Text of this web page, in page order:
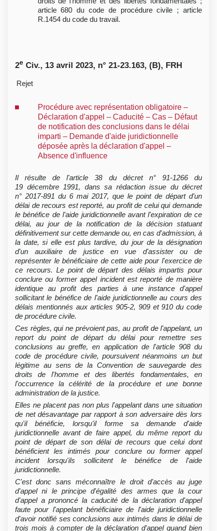
article 680 du code de procédure civile ; article
R.1454 du code du travail.
2e Civ., 13 avril 2023, n° 21-23.163, (B), FRH
Rejet
Procédure avec représentation obligatoire –
Déclaration d'appel – Caducité – Cas – Défaut
de notification des conclusions dans le délai
imparti – Demande d'aide juridictionnelle
déposée après la déclaration d'appel –
Absence d'influence
Il résulte de l'article 38 du décret n° 91-1266 du
19 décembre 1991, dans sa rédaction issue du décret
n° 2017-891 du 6 mai 2017, que le point de départ d'un
délai de recours est reporté, au profit de celui qui demande
le bénéfice de l'aide juridictionnelle avant l'expiration de ce
délai, au jour de la notification de la décision statuant
définitivement sur cette demande ou, en cas d'admission, à
la date, si elle est plus tardive, du jour de la désignation
d'un auxiliaire de justice en vue d'assister ou de
représenter le bénéficiaire de cette aide pour l'exercice de
ce recours. Le point de départ des délais impartis pour
conclure ou former appel incident est reporté de manière
identique au profit des parties à une instance d'appel
sollicitant le bénéfice de l'aide juridictionnelle au cours des
délais mentionnés aux articles 905-2, 909 et 910 du code
de procédure civile.
Ces règles, qui ne prévoient pas, au profit de l'appelant, un
report du point de départ du délai pour remettre ses
conclusions au greffe, en application de l'article 908 du
code de procédure civile, poursuivent néanmoins un but
légitime au sens de la Convention de sauvegarde des
droits de l'homme et des libertés fondamentales, en
l'occurrence la célérité de la procédure et une bonne
administration de la justice.
Elles ne placent pas non plus l'appelant dans une situation
de net désavantage par rapport à son adversaire dès lors
qu'il bénéficie, lorsqu'il forme sa demande d'aide
juridictionnelle avant de faire appel, du même report du
point de départ de son délai de recours que celui dont
bénéficient les intimés pour conclure ou former appel
incident lorsqu'ils sollicitent le bénéfice de l'aide
juridictionnelle.
C'est donc sans méconnaître le droit d'accès au juge
d'appel ni le principe d'égalité des armes que la cour
d'appel a prononcé la caducité de la déclaration d'appel
faute pour l'appelant bénéficiaire de l'aide juridictionnelle
d'avoir notifié ses conclusions aux intimés dans le délai de
trois mois à compter de la déclaration d'appel quand bien